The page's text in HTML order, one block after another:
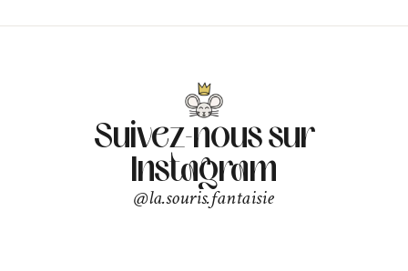
Suivez-nous sur
Instagram
@la.souris.fantaisie